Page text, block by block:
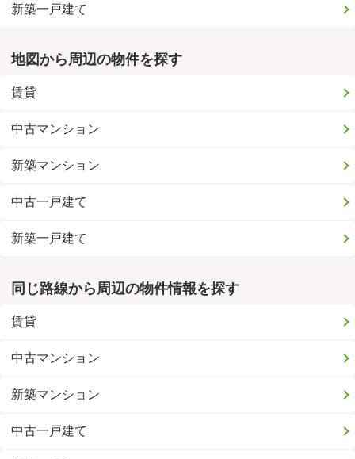
新築一戸建て
地図から周辺の物件を探す
賃貸
中古マンション
新築マンション
中古一戸建て
新築一戸建て
同じ路線から周辺の物件情報を探す
賃貸
中古マンション
新築マンション
中古一戸建て